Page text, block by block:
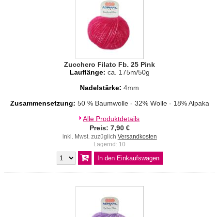
Zucchero Filato Fb. 25 Pink
Lauflänge: ca. 175m/50g
Nadelstärke: 4mm
Zusammensetzung: 50 % Baumwolle - 32% Wolle - 18% Alpaka
Alle Produktdetails
Preis: 7,90 €
inkl. Mwst. zuzüglich Versandkosten
Lagernd: 10